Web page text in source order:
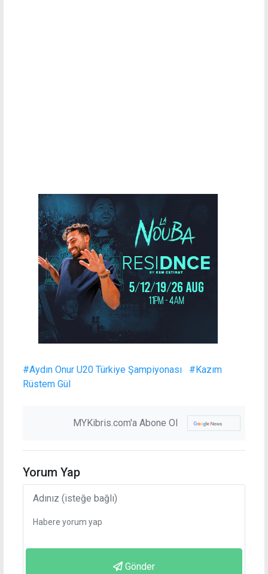
#Aydın Onur U20 Türkiye Şampiyonası
#Kazım
Rüstem Gül
MYKibris.com'a Abone Ol
Yorum Yap
Gönder